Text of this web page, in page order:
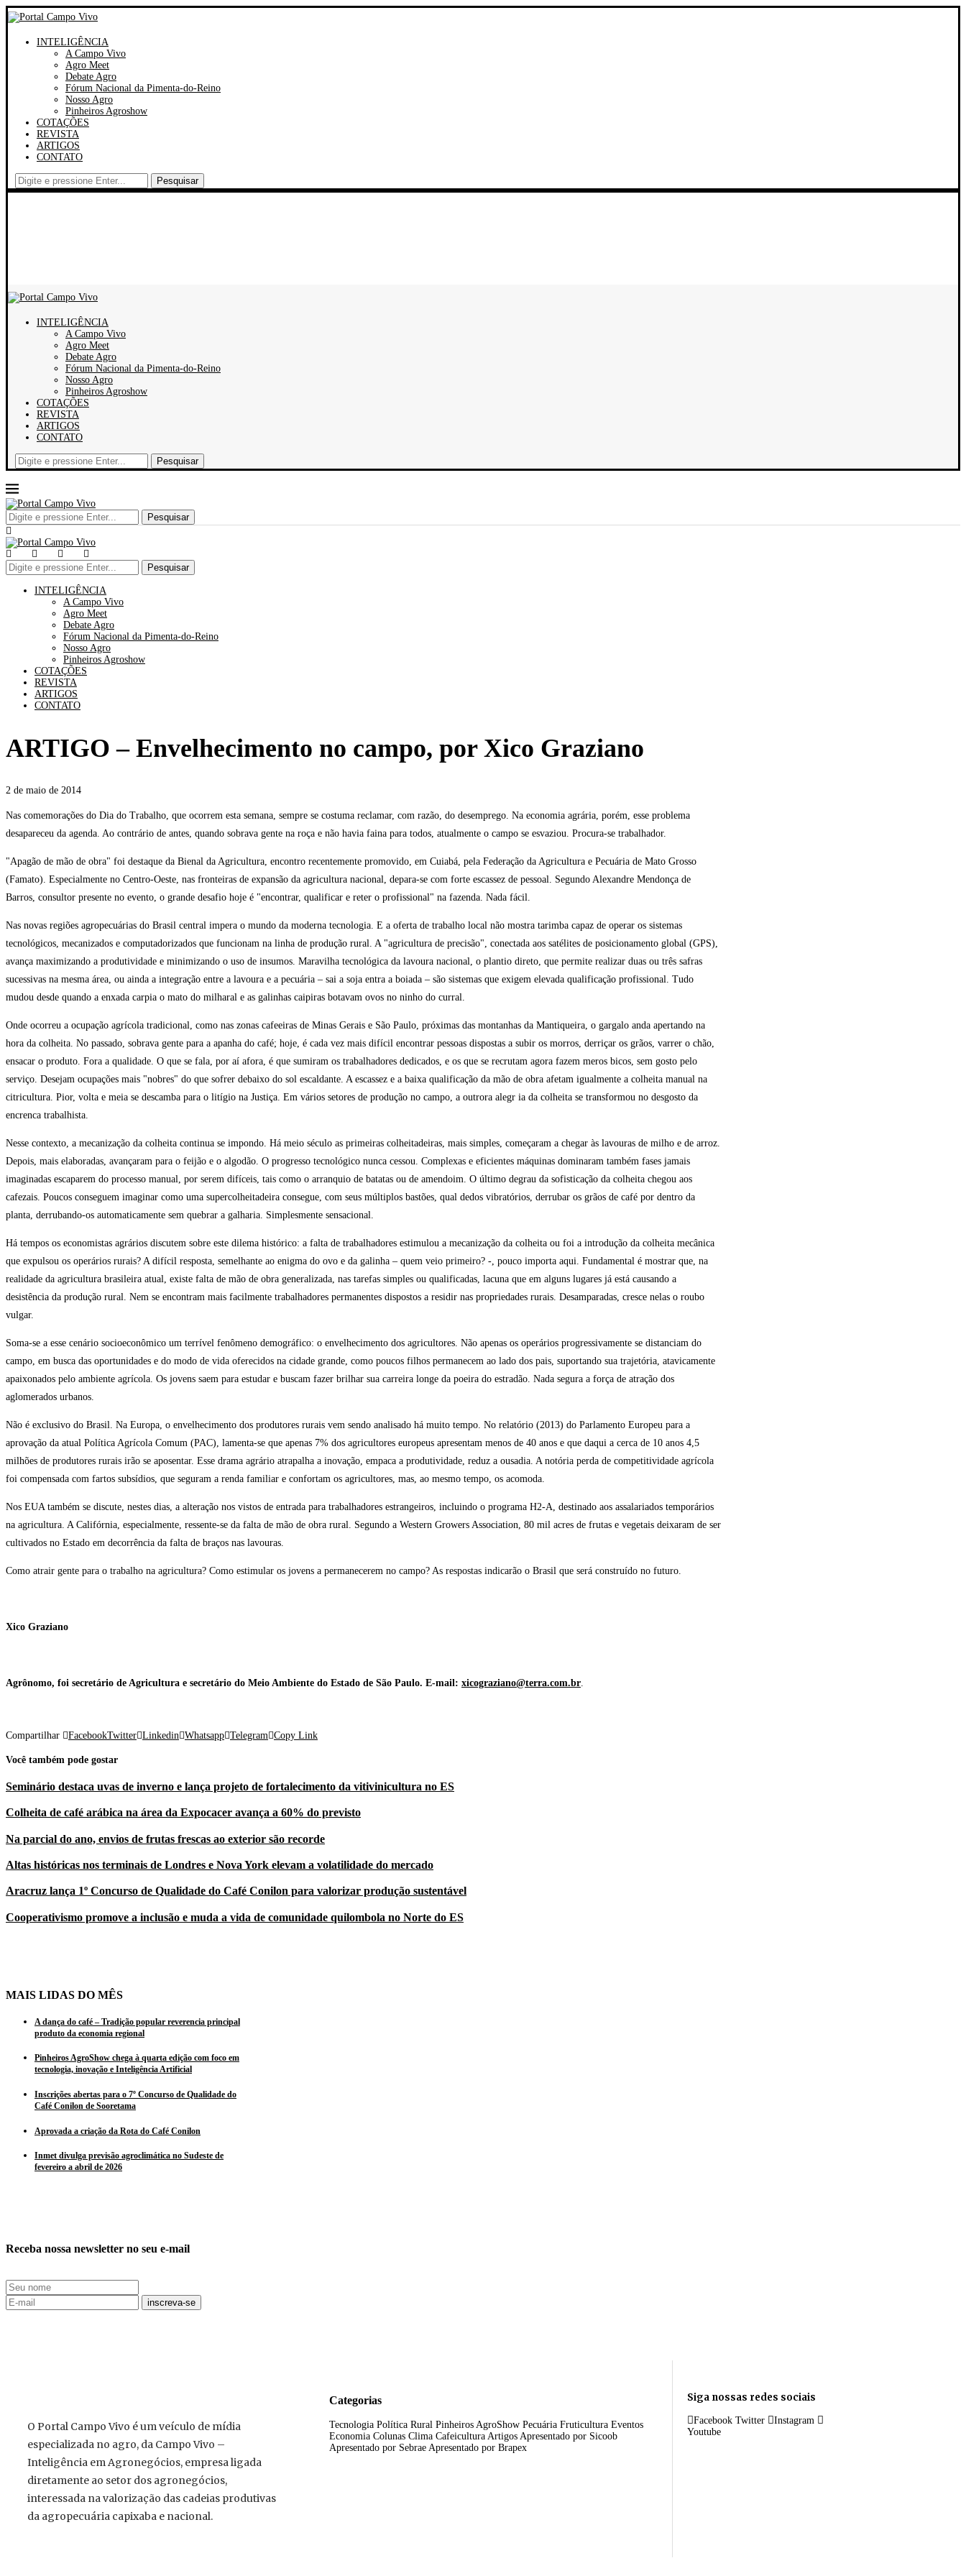
INTELIGÊNCIA
A Campo Vivo
Agro Meet
Debate Agro
Fórum Nacional da Pimenta-do-Reino
Nosso Agro
Pinheiros Agroshow
COTAÇÕES
REVISTA
ARTIGOS
CONTATO
Pesquisar
INTELIGÊNCIA
A Campo Vivo
Agro Meet
Debate Agro
Fórum Nacional da Pimenta-do-Reino
Nosso Agro
Pinheiros Agroshow
COTAÇÕES
REVISTA
ARTIGOS
CONTATO
Pesquisar
Pesquisar
Pesquisar
INTELIGÊNCIA
A Campo Vivo
Agro Meet
Debate Agro
Fórum Nacional da Pimenta-do-Reino
Nosso Agro
Pinheiros Agroshow
COTAÇÕES
REVISTA
ARTIGOS
CONTATO
ARTIGO – Envelhecimento no campo, por Xico Graziano
2 de maio de 2014
Nas comemorações do Dia do Trabalho, que ocorrem esta semana, sempre se costuma reclamar, com razão, do desemprego. Na economia agrária, porém, esse problema
desapareceu da agenda. Ao contrário de antes, quando sobrava gente na roça e não havia faina para todos, atualmente o campo se esvaziou. Procura-se trabalhador.
"Apagão de mão de obra" foi destaque da Bienal da Agricultura, encontro recentemente promovido, em Cuiabá, pela Federação da Agricultura e Pecuária de Mato Grosso
(Famato). Especialmente no Centro-Oeste, nas fronteiras de expansão da agricultura nacional, depara-se com forte escassez de pessoal. Segundo Alexandre Mendonça de
Barros, consultor presente no evento, o grande desafio hoje é "encontrar, qualificar e reter o profissional" na fazenda. Nada fácil.
Nas novas regiões agropecuárias do Brasil central impera o mundo da moderna tecnologia. E a oferta de trabalho local não mostra tarimba capaz de operar os sistemas
tecnológicos, mecanizados e computadorizados que funcionam na linha de produção rural. A "agricultura de precisão", conectada aos satélites de posicionamento global (GPS),
avança maximizando a produtividade e minimizando o uso de insumos. Maravilha tecnológica da lavoura nacional, o plantio direto, que permite realizar duas ou três safras
sucessivas na mesma área, ou ainda a integração entre a lavoura e a pecuária – sai a soja entra a boiada – são sistemas que exigem elevada qualificação profissional. Tudo
mudou desde quando a enxada carpia o mato do milharal e as galinhas caipiras botavam ovos no ninho do curral.
Onde ocorreu a ocupação agrícola tradicional, como nas zonas cafeeiras de Minas Gerais e São Paulo, próximas das montanhas da Mantiqueira, o gargalo anda apertando na
hora da colheita. No passado, sobrava gente para a apanha do café; hoje, é cada vez mais difícil encontrar pessoas dispostas a subir os morros, derriçar os grãos, varrer o chão,
ensacar o produto. Fora a qualidade. O que se fala, por aí afora, é que sumiram os trabalhadores dedicados, e os que se recrutam agora fazem meros bicos, sem gosto pelo
serviço. Desejam ocupações mais "nobres" do que sofrer debaixo do sol escaldante. A escassez e a baixa qualificação da mão de obra afetam igualmente a colheita manual na
citricultura. Pior, volta e meia se descamba para o litígio na Justiça. Em vários setores de produção no campo, a outrora alegr ia da colheita se transformou no desgosto da
encrenca trabalhista.
Nesse contexto, a mecanização da colheita continua se impondo. Há meio século as primeiras colheitadeiras, mais simples, começaram a chegar às lavouras de milho e de arroz.
Depois, mais elaboradas, avançaram para o feijão e o algodão. O progresso tecnológico nunca cessou. Complexas e eficientes máquinas dominaram também fases jamais
imaginadas escaparem do processo manual, por serem difíceis, tais como o arranquio de batatas ou de amendoim. O último degrau da sofisticação da colheita chegou aos
cafezais. Poucos conseguem imaginar como uma supercolheitadeira consegue, com seus múltiplos bastões, qual dedos vibratórios, derrubar os grãos de café por dentro da
planta, derrubando-os automaticamente sem quebrar a galharia. Simplesmente sensacional.
Há tempos os economistas agrários discutem sobre este dilema histórico: a falta de trabalhadores estimulou a mecanização da colheita ou foi a introdução da colheita mecânica
que expulsou os operários rurais? A difícil resposta, semelhante ao enigma do ovo e da galinha – quem veio primeiro? -, pouco importa aqui. Fundamental é mostrar que, na
realidade da agricultura brasileira atual, existe falta de mão de obra generalizada, nas tarefas simples ou qualificadas, lacuna que em alguns lugares já está causando a
desistência da produção rural. Nem se encontram mais facilmente trabalhadores permanentes dispostos a residir nas propriedades rurais. Desamparadas, cresce nelas o roubo
vulgar.
Soma-se a esse cenário socioeconômico um terrível fenômeno demográfico: o envelhecimento dos agricultores. Não apenas os operários progressivamente se distanciam do
campo, em busca das oportunidades e do modo de vida oferecidos na cidade grande, como poucos filhos permanecem ao lado dos pais, suportando sua trajetória, atavicamente
apaixonados pelo ambiente agrícola. Os jovens saem para estudar e buscam fazer brilhar sua carreira longe da poeira do estradão. Nada segura a força de atração dos
aglomerados urbanos.
Não é exclusivo do Brasil. Na Europa, o envelhecimento dos produtores rurais vem sendo analisado há muito tempo. No relatório (2013) do Parlamento Europeu para a
aprovação da atual Política Agrícola Comum (PAC), lamenta-se que apenas 7% dos agricultores europeus apresentam menos de 40 anos e que daqui a cerca de 10 anos 4,5
milhões de produtores rurais irão se aposentar. Esse drama agrário atrapalha a inovação, empaca a produtividade, reduz a ousadia. A notória perda de competitividade agrícola
foi compensada com fartos subsídios, que seguram a renda familiar e confortam os agricultores, mas, ao mesmo tempo, os acomoda.
Nos EUA também se discute, nestes dias, a alteração nos vistos de entrada para trabalhadores estrangeiros, incluindo o programa H2-A, destinado aos assalariados temporários
na agricultura. A Califórnia, especialmente, ressente-se da falta de mão de obra rural. Segundo a Western Growers Association, 80 mil acres de frutas e vegetais deixaram de ser
cultivados no Estado em decorrência da falta de braços nas lavouras.
Como atrair gente para o trabalho na agricultura? Como estimular os jovens a permanecerem no campo? As respostas indicarão o Brasil que será construído no futuro.
Xico Graziano
Agrônomo, foi secretário de Agricultura e secretário do Meio Ambiente do Estado de São Paulo. E-mail: xicograziano@terra.com.br
Compartilhar FacebookTwitter Linkedin Whatsapp Telegram Copy Link
Você também pode gostar
Seminário destaca uvas de inverno e lança projeto de fortalecimento da vitivinicultura no ES
Colheita de café arábica na área da Expocacer avança a 60% do previsto
Na parcial do ano, envios de frutas frescas ao exterior são recorde
Altas históricas nos terminais de Londres e Nova York elevam a volatilidade do mercado
Aracruz lança 1º Concurso de Qualidade do Café Conilon para valorizar produção sustentável
Cooperativismo promove a inclusão e muda a vida de comunidade quilombola no Norte do ES
MAIS LIDAS DO MÊS
A dança do café – Tradição popular reverencia principal
produto da economia regional
Pinheiros AgroShow chega à quarta edição com foco em
tecnologia, inovação e Inteligência Artificial
Inscrições abertas para o 7º Concurso de Qualidade do
Café Conilon de Sooretama
Aprovada a criação da Rota do Café Conilon
Inmet divulga previsão agroclimática no Sudeste de
fevereiro a abril de 2026
Receba nossa newsletter no seu e-mail
O Portal Campo Vivo é um veículo de mídia
especializada no agro, da Campo Vivo –
Inteligência em Agronegócios, empresa ligada
diretamente ao setor dos agronegócios,
interessada na valorização das cadeias produtivas
da agropecuária capixaba e nacional.
Categorias
Tecnologia Política Rural Pinheiros AgroShow Pecuária Fruticultura Eventos
Economia Colunas Clima Cafeicultura Artigos Apresentado por Sicoob
Apresentado por Sebrae Apresentado por Brapex
Siga nossas redes sociais
Facebook Twitter
Instagram
Youtube